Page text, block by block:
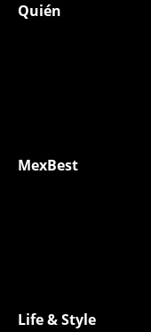
Quién
MexBest
Life & Style